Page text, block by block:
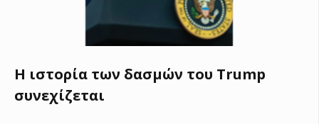
Η ιστορία των δασμών του Trump
συνεχίζεται